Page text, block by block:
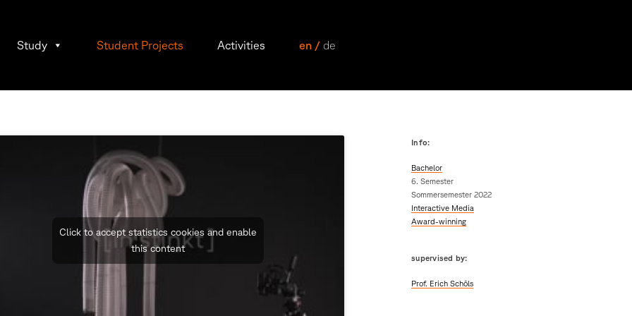
Study Student Projects Activities en / de
Click to accept statistics cookies and enable
this content
Info:
Bachelor
6. Semester
Sommersemester 2022
Interactive Media
Award-winning
supervised by:
Prof. Erich Schöls